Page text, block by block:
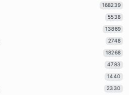
168239
5538
13869
2748
18268
4783
1440
2330